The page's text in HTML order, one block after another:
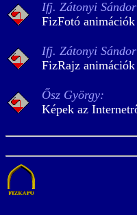
Ifj. Zátonyi
FizFotó
Ifj. Zátonyi
FizRajz animációk
Ősz György:
Képek az